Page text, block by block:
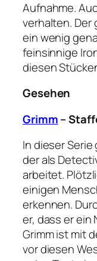
Aufnahme.
verhalten. Der
ein wenig
feinsinnige
diesen
Gesehen
Grimm–
In dieser
der als
arbeitet.
einigen
erkennen.
er, dass er ein
Grimm ist mit
vor diesen